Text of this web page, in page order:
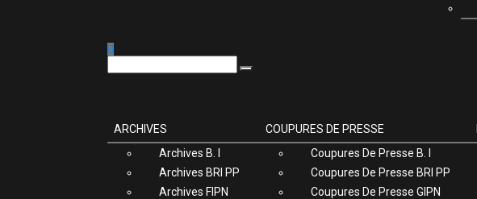
ARCHIVES
Archives B. I
Archives BRI PP
Archives FIPN
COUPURES DE PRESSE
Coupures De Presse B. I
Coupures De Presse BRI PP
Coupures De Presse GIPN